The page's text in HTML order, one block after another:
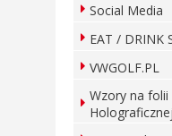
Social Media
EAT / DRINK
VWGOLF.PL
Wzory na folii
Holograficznej